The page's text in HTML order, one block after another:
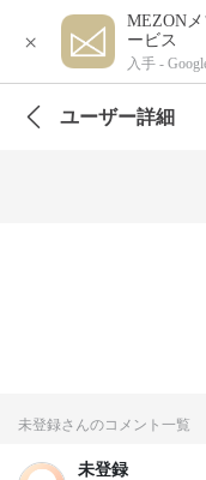
×
MEZON
ービス
入手 -
ユーザー詳細
未登録さんのコメント一覧
未登録